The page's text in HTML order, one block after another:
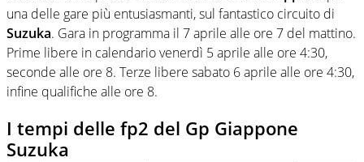
una delle gare più entusiasmanti, sul fantastico circuito di
Suzuka. Gara in programma il 7 aprile alle ore 7 del mattino.
Prime libere in calendario venerdì 5 aprile alle ore 4:30,
seconde alle ore 8. Terze libere sabato 6 aprile alle ore 4:30,
infine qualifiche alle ore 8.
I tempi delle fp2 del Gp Giappone
Suzuka